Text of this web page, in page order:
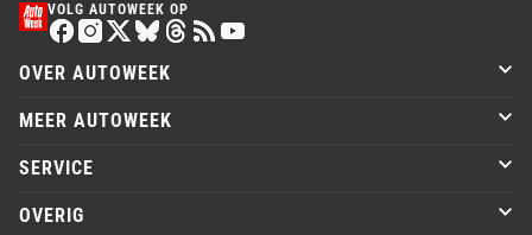
VOLG AUTOWEEK OP
OVER AUTOWEEK
MEER AUTOWEEK
SERVICE
OVERIG